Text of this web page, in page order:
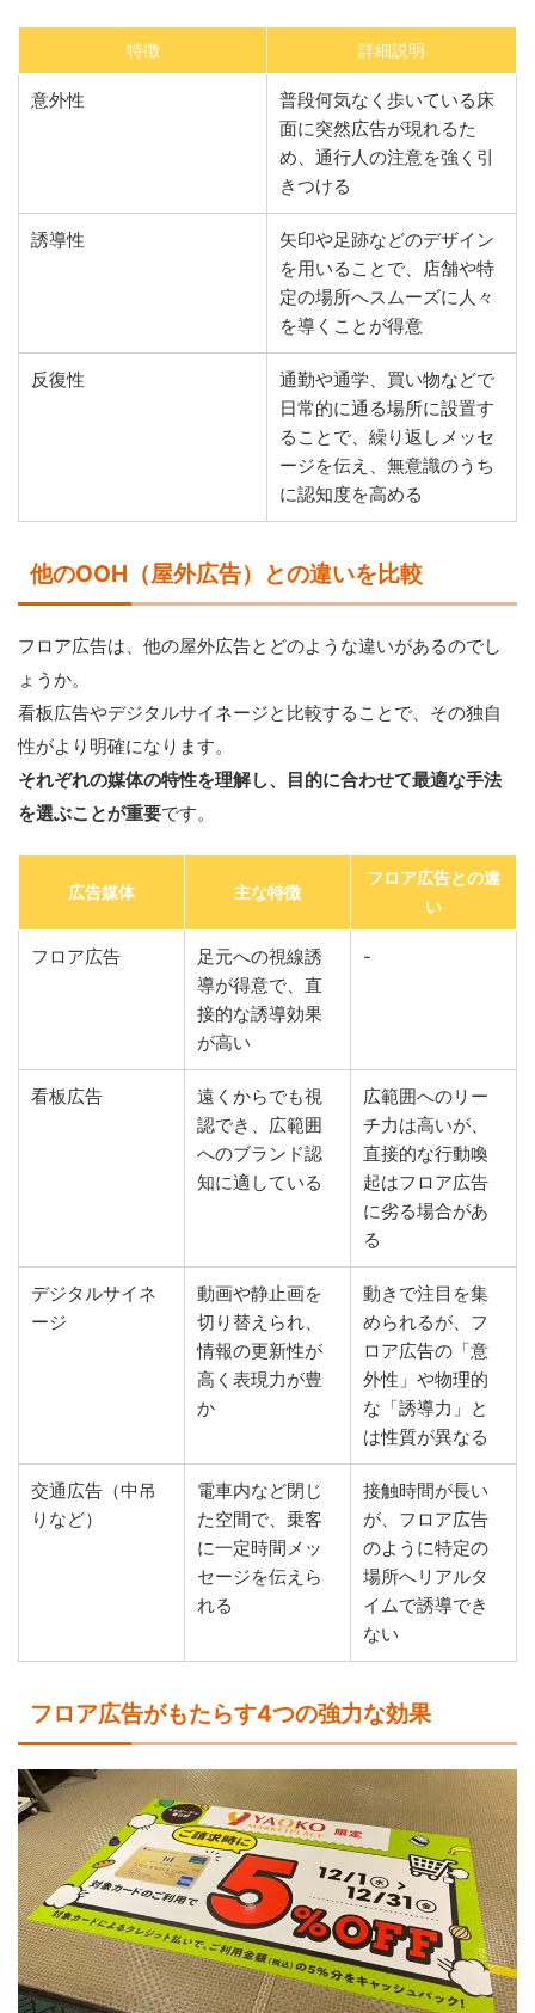
特徴 詳細説明
意外性
普段何気なく歩いている床
面に突然広告が現れるた
め、通行人の注意を強く引
きつける
誘導性
矢印や足跡などのデザイン
を用いることで、店舗や特
定の場所へスムーズに人々
を導くことが得意
反復性
通勤や通学、買い物などで
日常的に通る場所に設置す
ることで、繰り返しメッセ
ージを伝え、無意識のうち
に認知度を高める
他のOOH（屋外広告）との違いを比較
フロア広告は、他の屋外広告とどのような違いがあるのでし
ょうか。
看板広告やデジタルサイネージと比較することで、その独自
性がより明確になります。
それぞれの媒体の特性を理解し、目的に合わせて最適な手法
を選ぶことが重要です。
広告媒体 主な特徴
フロア広告との違
い
フロア広告
足元への視線誘
導が得意で、直
接的な誘導効果
が高い
-
看板広告
遠くからでも視
認でき、広範囲
へのブランド認
知に適している
広範囲へのリー
チ力は高いが、
直接的な行動喚
起はフロア広告
に劣る場合があ
る
デジタルサイネ
ージ
動画や静止画を
切り替えられ、
情報の更新性が
高く表現力が豊
か
動きで注目を集
められるが、フ
ロア広告の「意
外性」や物理的
な「誘導力」と
は性質が異なる
交通広告（中吊
りなど）
電車内など閉じ
た空間で、乗客
に一定時間メッ
セージを伝えら
れる
接触時間が長い
が、フロア広告
のように特定の
場所へリアルタ
イムで誘導でき
ない
フロア広告がもたらす4つの強力な効果